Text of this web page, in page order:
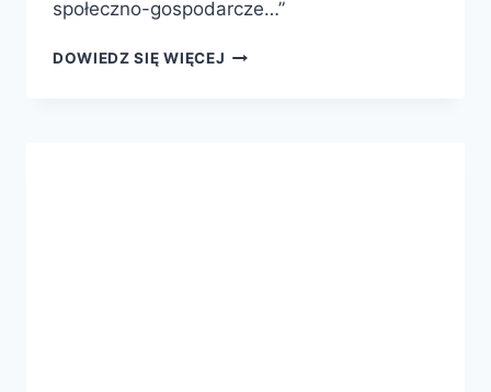
społeczno-gospodarcze…”
DOWIEDZ SIĘ WIĘCEJ